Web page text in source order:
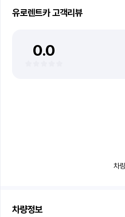
유로렌트카고객리뷰
0.0
차
차량정보